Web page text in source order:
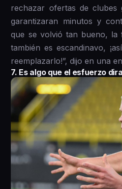
rechazar ofertas de clubes
garantizaran minutos y
que se volvió tan bueno, la
también es escandinavo,
reemplazarlo!”, dijo en una
7. Es algo que el esfuerzo dira